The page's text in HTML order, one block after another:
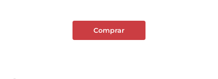
Comprar